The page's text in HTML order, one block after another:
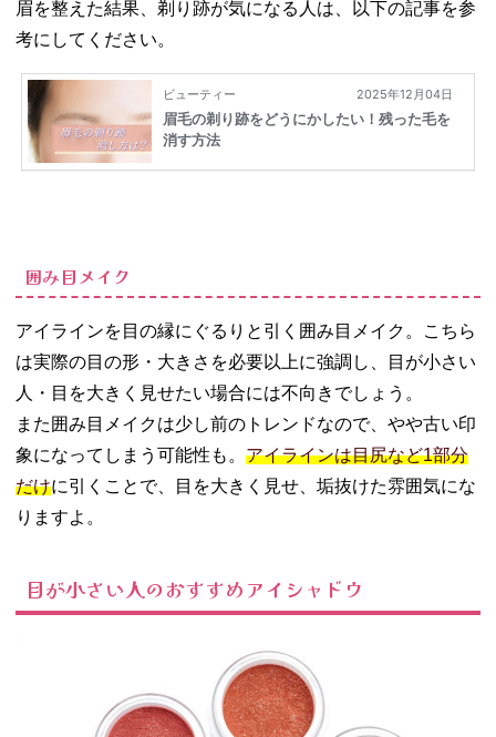
眉を整えた結果、剃り跡が気になる人は、以下の記事を参
考にしてください。
囲み目メイク
アイラインを目の縁にぐるりと引く囲み目メイク。こちら
は実際の目の形・大きさを必要以上に強調し、目が小さい
人・目を大きく見せたい場合には不向きでしょう。
また囲み目メイクは少し前のトレンドなので、やや古い印
象になってしまう可能性も。 アイラインは目尻など1部分
だけに引くことで、目を大きく見せ、垢抜けた雰囲気にな
りますよ。
目が小さい人のおすすめアイシャドウ